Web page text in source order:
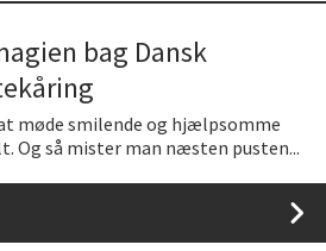
bag Dansk
møde smilende og hjælpsomme
Og så mister man næsten pusten...